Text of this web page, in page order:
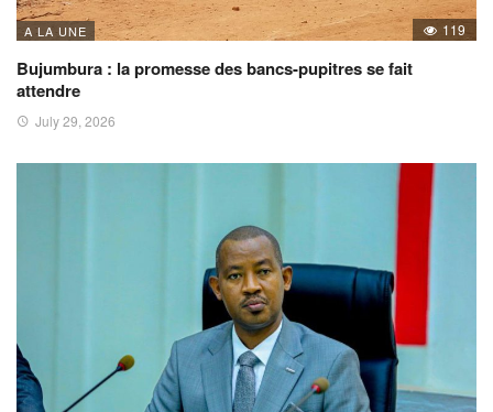
A LA UNE 119
Bujumbura : la promesse des bancs-pupitres se fait
attendre
July 29, 2026